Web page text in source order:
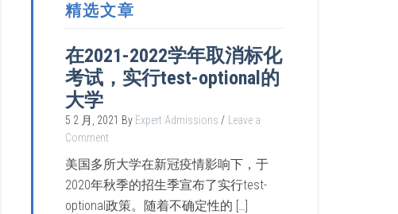
精选文章
在2021-2022学年取消标化
考试，实行test-optional的
大学
5 2 月, 2021 By Expert Admissions
Leave a
Comment
美国多所大学在新冠疫情影响下，于
2020年秋季的招生季宣布了实行test-
optional政策。随着不确定性的 […]